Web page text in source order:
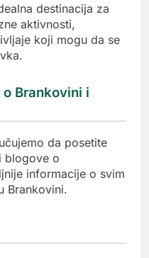
destinacija za
aktivnosti,
koji mogu da se
Brankovini i
da posetite
blogove o
informacije o svim
Brankovini.